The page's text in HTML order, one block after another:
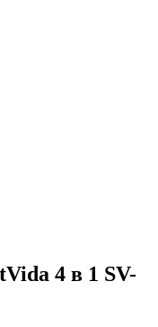
4 в 1 SV-